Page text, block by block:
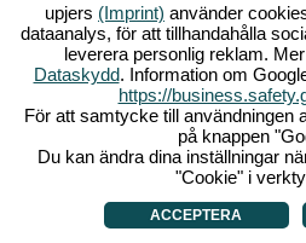
Om My Free Farm|Historien bakom
GTC Kontakt/Credits|
Google Play|App
|Hantera
upjers (Imprint) använder
dataanalys, för att tillhandahålla
leverera personlig reklam.
Dataskydd. Information om
https://
För att samtycke till användningen
på knappen
Du kan ändra dina inställningar
"Cookie" i
ACCEPTERA